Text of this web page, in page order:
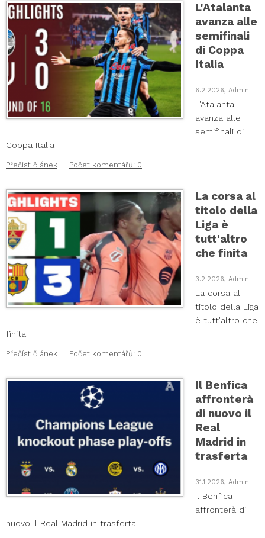
L'Atalanta
avanza alle
semifinali
di Coppa
Italia
6.2.2026, Admin
L'Atalanta
avanza alle
semifinali di
Coppa Italia
Přečíst článek Počet komentářů: 0
La corsa al
titolo della
Liga è
tutt'altro
che finita
3.2.2026, Admin
La corsa al
titolo della Liga
è tutt'altro che
finita
Přečíst článek Počet komentářů: 0
Il Benfica
affronterà
di nuovo il
Real
Madrid in
trasferta
31.1.2026, Admin
Il Benfica
affronterà di
nuovo il Real Madrid in trasferta